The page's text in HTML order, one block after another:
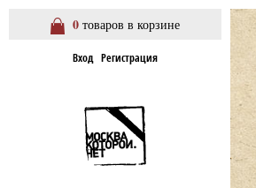
0 товаров в корзине
Вход Регистрация